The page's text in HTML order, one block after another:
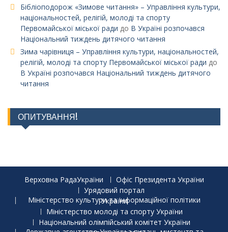
Бібліоподорож «Зимове читання» – Управління культури,
національностей, релігій, молоді та спорту
Первомайської міської ради до В Україні розпочався
Національний тиждень дитячого читання
Зима чарівниця – Управління культури, національностей,
релігій, молоді та спорту Первомайської міської ради до
В Україні розпочався Національний тиждень дитячого
читання
ОПИТУВАННЯ!
Верховна РадаУкраїни
Офіс Президента України
Урядовий портал
Міністерство культури та інформаційної політики України
Міністерство молоді та спорту України
Національний олімпійський комітет України